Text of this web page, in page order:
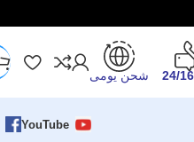
شحن يومى
YouTube